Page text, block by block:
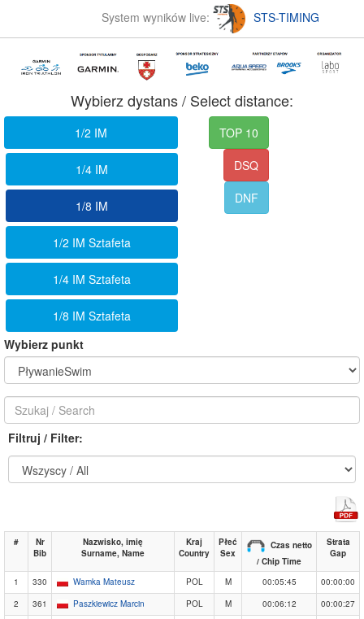
System wyników live: STS-TIMING
Wybierz dystans / Select distance:
1/2 IM
1/4 IM
1/8 IM
1/2 IM Sztafeta
1/4 IM Sztafeta
1/8 IM Sztafeta
TOP 10
DSQ
DNF
Wybierz punkt
Filtruj / Filter:
#
Nr
Bib
Nazwisko, imię
Surname, Name
Kraj
Country
Płeć
Sex
Czas netto
/ Chip Time
Strata
Gap
1 330 Wamka Mateusz POL M 00:05:45
00:00:00
2
361 Paszkiewicz Marcin POL M 00:06:12
00:00:27